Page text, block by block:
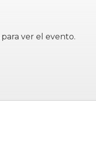
para ver el evento.